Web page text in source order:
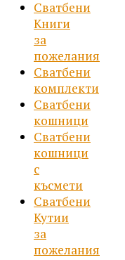
Сватбени
Книги
за
пожелания
Сватбени
комплекти
Сватбени
кошници
Сватбени
кошници
с
късмети
Сватбени
Кутии
за
пожелания